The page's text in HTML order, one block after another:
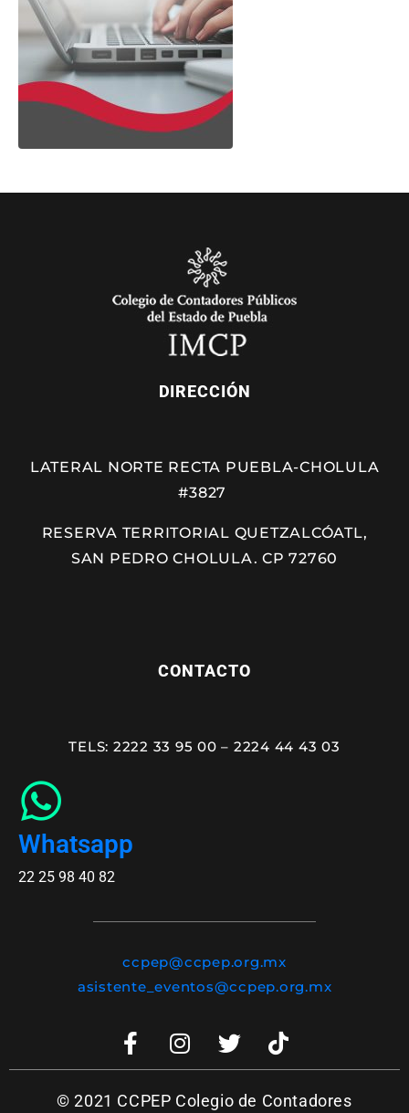
DIRECCIÓN
LATERAL NORTE RECTA PUEBLA-CHOLULA
#3827
RESERVA TERRITORIAL QUETZALCÓATL,
SAN PEDRO CHOLULA. CP 72760
CONTACTO
TELS: 2222 33 95 00 – 2224 44 43 03
Whatsapp
22 25 98 40 82
ccpep@ccpep.org.mx
asistente_eventos@ccpep.org.mx
© 2021 CCPEP Colegio de Contadores